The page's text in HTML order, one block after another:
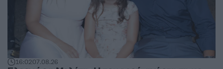
16:0207.08.26